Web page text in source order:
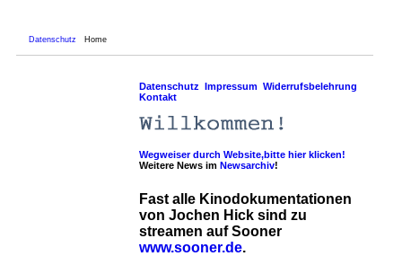
Datenschutz Home
Datenschutz Impressum Widerrufsbelehrung
Kontakt
Wegweiser durch Website,bitte hier klicken!
Weitere News im Newsarchiv!
Fast alle Kinodokumentationen
von Jochen Hick sind zu
streamen auf Sooner
www.sooner.de.